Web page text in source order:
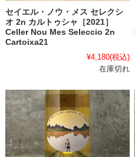
セイエル・ノウ・メス セレクシ
オ 2n カルトゥシャ［2021］
Celler Nou Mes Seleccio 2n
Cartoixa21
¥4,180(税込)
在庫切れ